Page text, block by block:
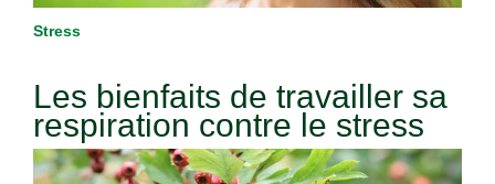
Stress
Les bienfaits de travailler sa
respiration contre le stress